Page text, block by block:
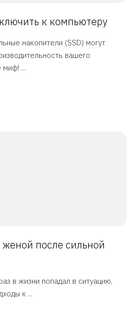
к компьютеру
накопители (SSD) могут
вашего
миф! ...
после сильной
в жизни попадал в ситуацию,
к ...